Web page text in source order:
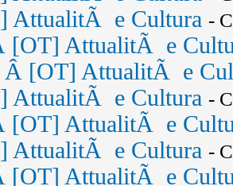
AttualitÃ e Cultura -
[OT] AttualitÃ e
Â [OT] AttualitÃ e
AttualitÃ e Cultura -
[OT] AttualitÃ e
AttualitÃ e Cultura -
[OT] AttualitÃ e